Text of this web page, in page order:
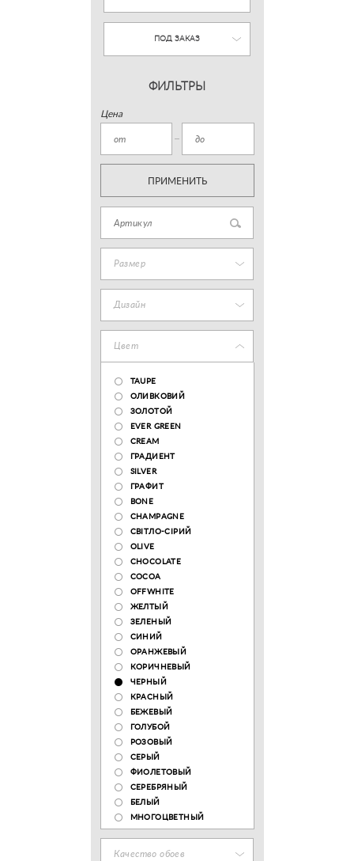
ПОД ЗАКАЗ
ФИЛЬТРЫ
Цена
ПРИМЕНИТЬ
Размер
Дизайн
Цвет
TAUPE
ОЛИВКОВИЙ
ЗОЛОТОЙ
EVER GREEN
CREAM
ГРАДИЕНТ
SILVER
ГРАФИТ
BONE
CHAMPAGNE
СВІТЛО-СІРИЙ
OLIVE
CHOCOLATE
COCOA
OFFWHITE
ЖЕЛТЫЙ
ЗЕЛЕНЫЙ
СИНИЙ
ОРАНЖЕВЫЙ
КОРИЧНЕВЫЙ
ЧЕРНЫЙ
КРАСНЫЙ
БЕЖЕВЫЙ
ГОЛУБОЙ
РОЗОВЫЙ
СЕРЫЙ
ФИОЛЕТОВЫЙ
СЕРЕБРЯНЫЙ
БЕЛЫЙ
МНОГОЦВЕТНЫЙ
Качество обоев